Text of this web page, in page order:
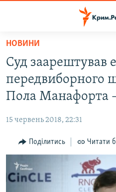
Перейти
основного
матеріалу
Перейти
до
основної
навігації
Перейти
до
пошуку
ВОДА.КРИМ
ВІДЕО ТА ФОТО
БЛОГИ
ПОГЛЯД
ІНТЕРВ'Ю
ВСЕ ЗА ДЕНЬ
НОВИНИ
Суд заарештував
передвиборного
Пола Манафорта
15 червень 2018, 22:31
Поділитись Читати